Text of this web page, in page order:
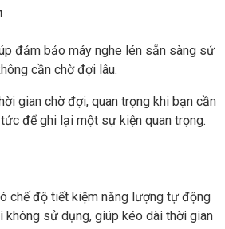
đảm bảo máy nghe lén sẵn sàng sử
cần chờ đợi lâu.
gian chờ đợi, quan trọng khi bạn cần
để ghi lại một sự kiện quan trọng.
chế độ tiết kiệm năng lượng tự động
không sử dụng, giúp kéo dài thời gian